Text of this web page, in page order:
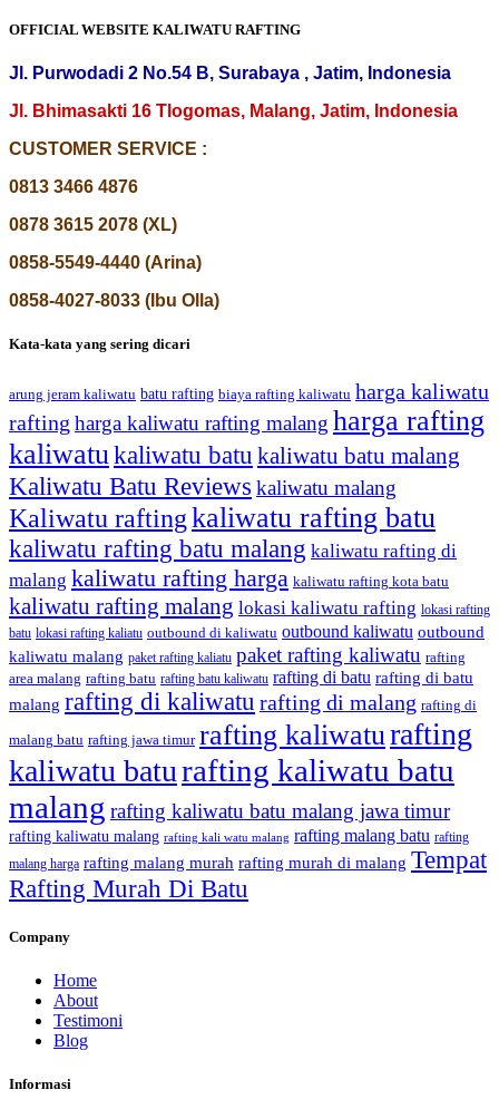
OFFICIAL WEBSITE KALIWATU RAFTING
Jl. Purwodadi 2 No.54 B, Surabaya , Jatim, Indonesia
Jl. Bhimasakti 16 Tlogomas, Malang, Jatim, Indonesia
CUSTOMER SERVICE :
0813 3466 4876
0878 3615 2078 (XL)
0858-5549-4440 (Arina)
0858-4027-8033 (Ibu Olla)
Kata-kata yang sering dicari
arung jeram kaliwatu batu rafting biaya rafting kaliwatu harga kaliwatu
rafting harga kaliwatu rafting malang harga rafting
kaliwatu kaliwatu batu kaliwatu batu malang
Kaliwatu Batu Reviews kaliwatu malang
Kaliwatu raftingkaliwatu rafting batu
kaliwatu rafting batu malang kaliwatu rafting di
malang kaliwatu rafting harga kaliwatu rafting kota batu
kaliwatu rafting malang lokasi kaliwatu rafting lokasi rafting
batu lokasi rafting kaliatu outbound di kaliwatu outbound kaliwatu outbound
kaliwatu malang paket rafting kaliatu paket rafting kaliwatu rafting
area malang rafting batu rafting batu kaliwatu rafting di batu rafting di batu
malang rafting di kaliwatu rafting di malang rafting di
malang batu rafting jawa timur rafting kaliwatu rafting
kaliwatu baturafting kaliwatu batu
malang rafting kaliwatu batu malang jawa timur
rafting kaliwatu malang rafting kali watu malang rafting malang batu rafting
malang harga rafting malang murah rafting murah di malang Tempat
Rafting Murah Di Batu
Company
Home
About
Testimoni
Blog
Informasi